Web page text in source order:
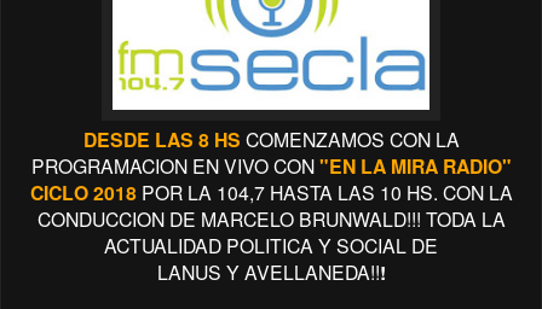
DESDE LAS 8 HS COMENZAMOS CON LA
PROGRAMACION EN VIVO CON"EN LA MIRA RADIO"
CICLO 2018 POR LA 104,7 HASTA LAS 10 HS. CON LA
CONDUCCION DE MARCELO BRUNWALD!!! TODA LA
ACTUALIDAD POLITICA Y SOCIAL DE
LANUS Y AVELLANEDA!!!